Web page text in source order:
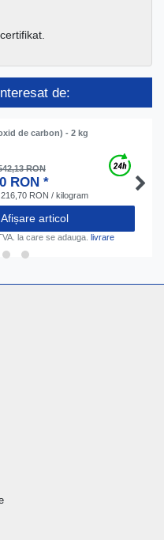
de:
de carbon) - 2 kg
RON
RON *
216,70 RON / kilogram
Afișare articol
la care se adauga. livrare